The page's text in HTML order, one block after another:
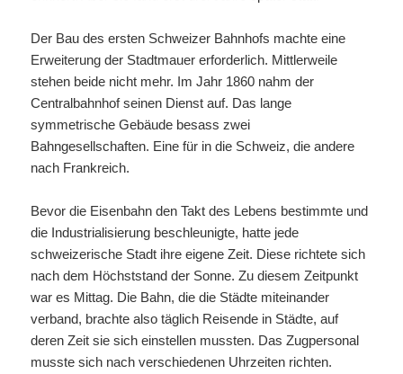
Der Bau des ersten Schweizer Bahnhofs machte eine
Erweiterung der Stadtmauer erforderlich. Mittlerweile
stehen beide nicht mehr. Im Jahr 1860 nahm der
Centralbahnhof seinen Dienst auf. Das lange
symmetrische Gebäude besass zwei
Bahngesellschaften. Eine für in die Schweiz, die andere
nach Frankreich.
Bevor die Eisenbahn den Takt des Lebens bestimmte und
die Industrialisierung beschleunigte, hatte jede
schweizerische Stadt ihre eigene Zeit. Diese richtete sich
nach dem Höchststand der Sonne. Zu diesem Zeitpunkt
war es Mittag. Die Bahn, die die Städte miteinander
verband, brachte also täglich Reisende in Städte, auf
deren Zeit sie sich einstellen mussten. Das Zugpersonal
musste sich nach verschiedenen Uhrzeiten richten.